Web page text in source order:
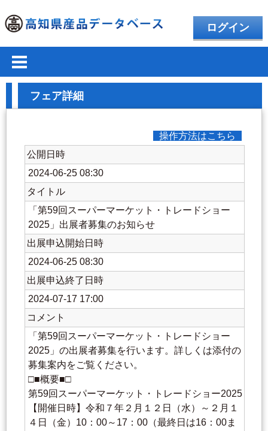
ログイン
フェア詳細
操作方法はこちら
公開日時
2024-06-25 08:30
タイトル
「第59回スーパーマーケット・トレードショー
2025」出展者募集のお知らせ
出展申込開始日時
2024-06-25 08:30
出展申込終了日時
2024-07-17 17:00
コメント
「第59回スーパーマーケット・トレードショー
2025」の出展者募集を行います。詳しくは添付の
募集案内をご覧ください。
□■概要■□
第59回スーパーマーケット・トレードショー2025
【開催日時】令和７年２月１２日（水）～２月１
４日（金）10：00～17：00（最終日は16：00ま